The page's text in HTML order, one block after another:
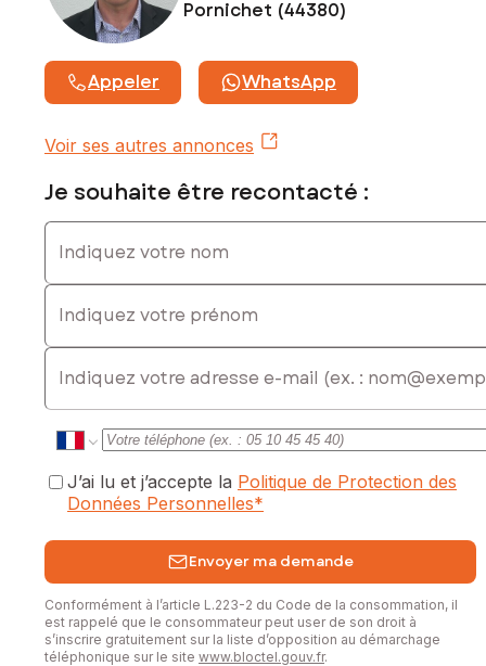
Contactez votre conseiller SAFTI : Richard BOUILLARD, Tél. :
0649017088, E-mail : richard.bouillard@safti.fr - EI - Agent
commercial immatriculé au RSAC de SAINT NAZAIRE sous le
numéro 828 110 411
Pornichet (44380)
Appeler WhatsApp
Voir ses autres annonces
Je souhaite être recontacté :
Indiquez votre nom
Indiquez votre prénom
E-mail
J’ai lu et j’accepte la Politique de Protection des
Données Personnelles*
Envoyer ma demande
Conformément à l’article L.223-2 du Code de la consommation, il
est rappelé que le consommateur peut user de son droit à
s’inscrire gratuitement sur la liste d’opposition au démarchage
téléphonique sur le site www.bloctel.gouv.fr.